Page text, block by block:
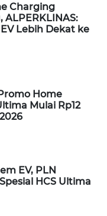
Charging
ALPERKLINAS:
Lebih Dekat ke
Home
Mulai Rp12
EV, PLN
HCS Ultima